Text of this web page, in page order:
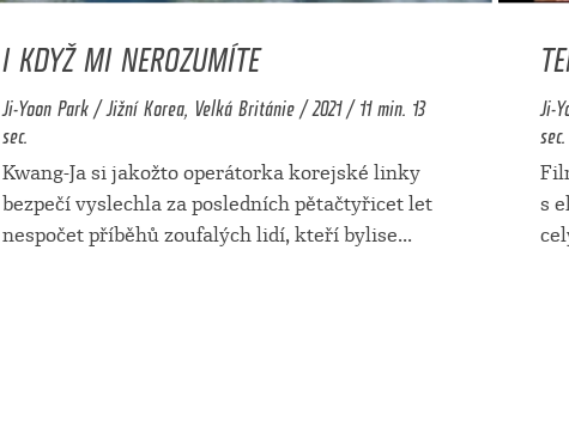
I KDYŽ MI NEROZUMÍTE
Ji-Yoon Park / Jižní Korea, Velká Británie / 2021 / 11 min. 13
sec.
Kwang-Ja si jakožto operátorka korejské linky
bezpečí vyslechla za posledních pětačtyřicet let
nespočet příběhů zoufalých lidí, kteří bylise...
Ji-
sec.
s